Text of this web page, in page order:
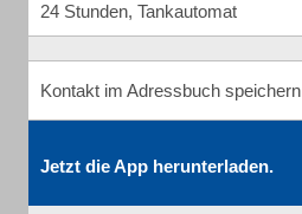
24 Stunden, Tankautomat
Kontakt im Adressbuch speichern
Jetzt die App herunterladen.